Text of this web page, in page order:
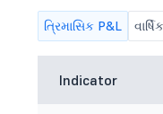
ત્રિમાસિક P&L
Indicator